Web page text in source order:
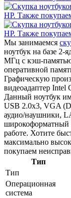
Мы занимаемся
ноутбук на базе 2-
МГц с кэш-
оперативной
Графическую
видеоадаптер
Данный ноутбук
USB 2.0x3, VGA
аудио/наушники,
широкоформатный
работе. Хотите
максимально
покупаем
Тип
Тип
Операционная
система